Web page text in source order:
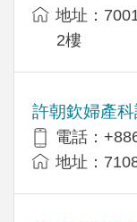
地址：
2樓
許朝欽婦產
電話：
地址：